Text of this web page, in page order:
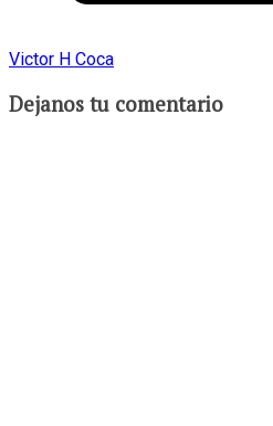
Victor H Coca
Dejanos tu comentario